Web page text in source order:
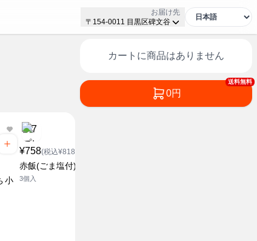
お届け先
〒154-0011 目黒区碑文谷
小
¥758(税込¥818.64)
赤飯(ごま塩付)
3個入
カートに商品はありません
送料無料
0円